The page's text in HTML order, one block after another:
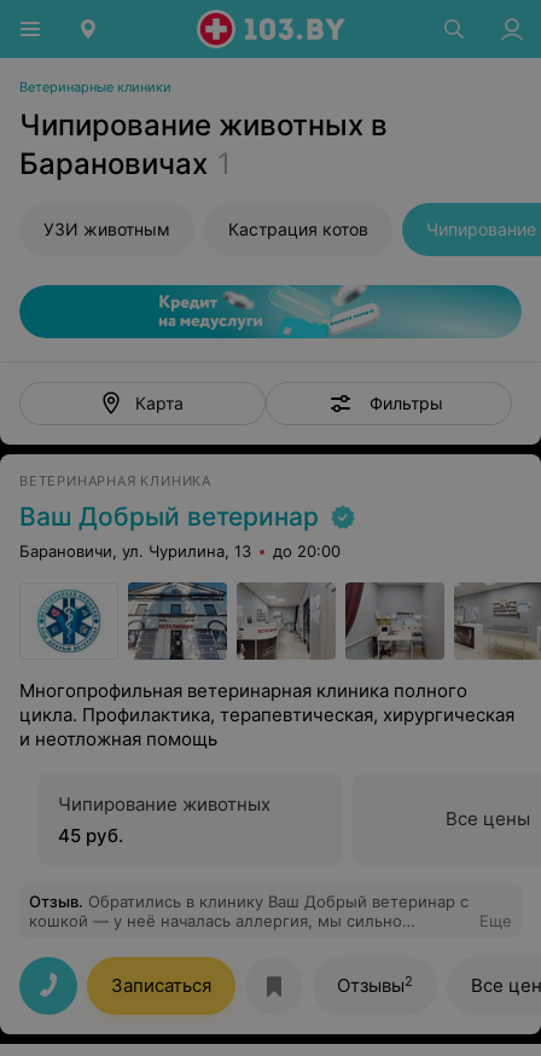
Ветеринарные клиники
Чипирование животных в
Барановичах 1
УЗИ животным Кастрация котов
Карта Фильтры
ВЕТЕРИНАРНАЯ КЛИНИКА
Ваш Добрый ветеринар
Барановичи, ул. Чурилина, 13 до 20:00
Многопрофильная ветеринарная клиника полного
цикла. Профилактика, терапевтическая, хирургическая
и неотложная помощь
Чипирование животных
45 руб.
Все цены
Отзыв. Обратились в клинику Ваш Добрый ветеринар с
кошкой — у неё началась аллергия, мы сильно
оперативно зарегистрировали и без задержек
направили к врачу. Администратор (Юлия) чётко
объяснила порядок действий, подсказала, где можно
подождать, и периодически уточняла, всё ли в
порядке. Огромная благодарность за чуткость и
Еще
Записаться Отзывы2 Все